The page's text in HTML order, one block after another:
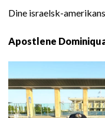
Dine israelsk-
Apostlene